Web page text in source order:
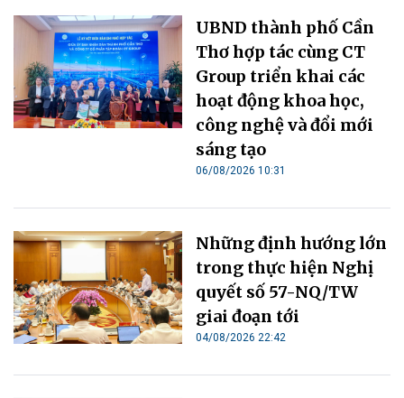
UBND thành phố Cần
Thơ hợp tác cùng CT
Group triển khai các
hoạt động khoa học,
công nghệ và đổi mới
sáng tạo
06/08/2026 10:31
Những định hướng lớn
trong thực hiện Nghị
quyết số 57-NQ/TW
giai đoạn tới
04/08/2026 22:42